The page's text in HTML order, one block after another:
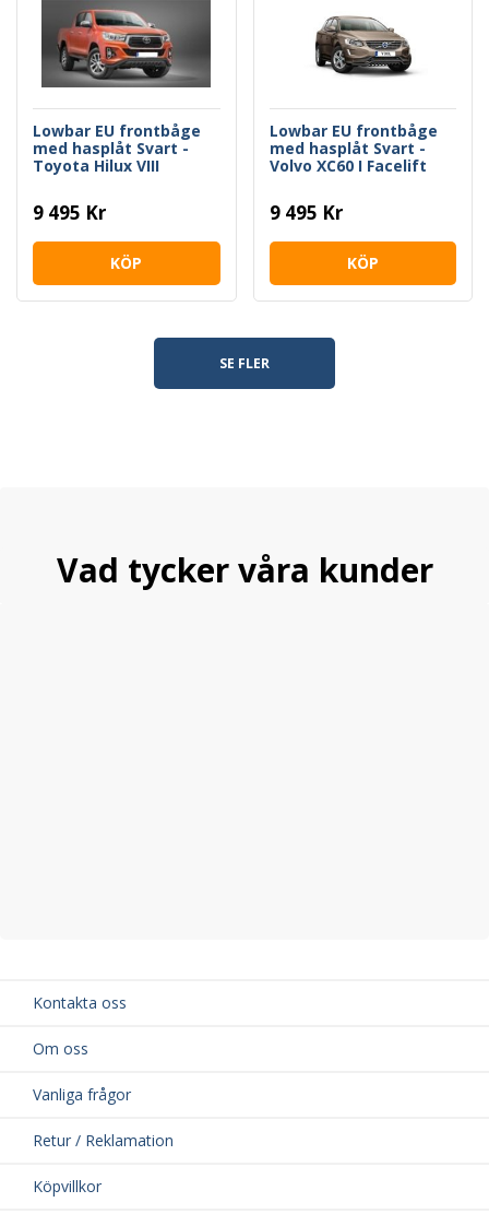
Lowbar EU frontbåge
med hasplåt Svart -
Toyota Hilux VIII
9 495 Kr
KÖP
Lowbar EU frontbåge
med hasplåt Svart -
Volvo XC60 I Facelift
9 495 Kr
KÖP
SE FLER
Vad tycker våra kunder
Kontakta oss
Om oss
Vanliga frågor
Retur / Reklamation
Köpvillkor